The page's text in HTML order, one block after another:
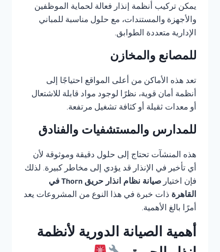
يمكن تركيب أنظمة إنذار فعالة لحماية الموظفين
والأجهزة والمستندات، مع حلول مناسبة للمباني
الإدارية متعددة الطوابق.
للمصانع والمخازن
تعد هذه الأماكن من أعلى المواقع احتياجًا إلى
أنظمة أمان قوية، نظرًا لوجود مواد قابلة للاشتعال
أو معدات ثقيلة أو كثافة تشغيل مرتفعة.
للمدارس والمستشفيات والفنادق
هذه المنشآت تحتاج إلى حلول دقيقة وموثوقة لأن
أي تأخير في الإنذار قد يؤدي إلى مخاطر كبيرة. لذلك
فإن اختيار
صيانة نظام انذار حريق Thorn في
القاهرة ذات خبرة في هذا النوع من المشروعات يعد
أمرًا بالغ الأهمية.
أهمية الصيانة الدورية لأنظمة